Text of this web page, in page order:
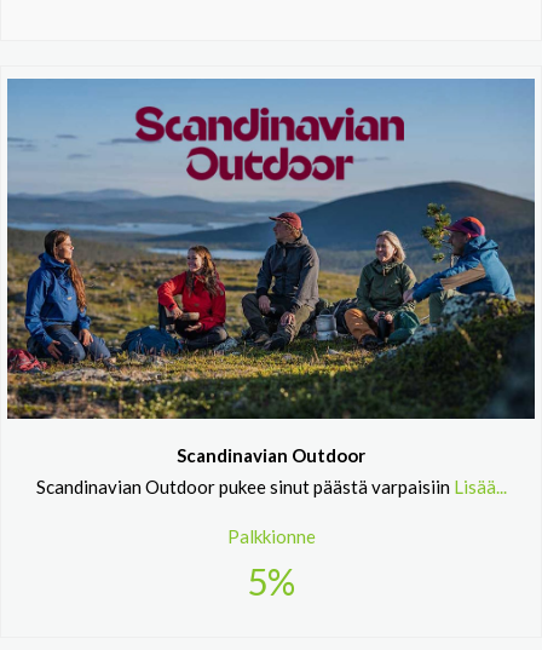
Scandinavian Outdoor
Scandinavian Outdoor pukee sinut päästä varpaisiin Lisää...
Palkkionne
5%